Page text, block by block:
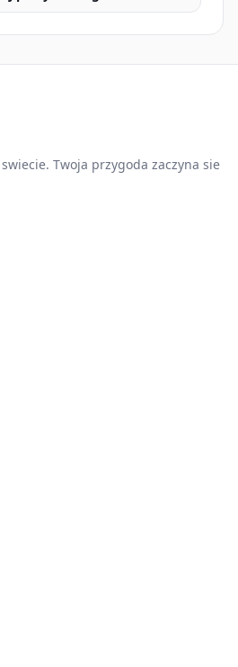
Twoja przygoda zaczyna sie